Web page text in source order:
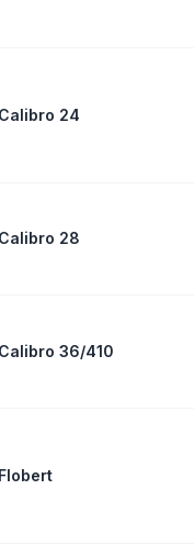
Calibro 24
Calibro 28
Calibro 36/410
Flobert